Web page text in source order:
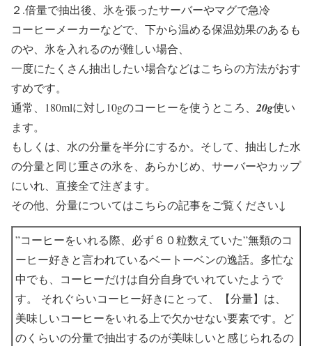
２.倍量で抽出後、氷を張ったサーバーやマグで急冷
コーヒーメーカーなどで、下から温める保温効果のあるも
のや、氷を入れるのが難しい場合、
一度にたくさん抽出したい場合などはこちらの方法がおす
すめです。
通常、180mlに対し10gのコーヒーを使うところ、20g使い
ます。
もしくは、水の分量を半分にするか。そして、抽出した水
の分量と同じ重さの氷を、あらかじめ、サーバーやカップ
にいれ、直接全て注ぎます。
その他、分量についてはこちらの記事をご覧ください↓
”コーヒーをいれる際、必ず６０粒数えていた”無類のコ
ーヒー好きと言われているベートーベンの逸話。多忙な
中でも、コーヒーだけは自分自身でいれていたようで
す。 それぐらいコーヒー好きにとって、【分量】は、
美味しいコーヒーをいれる上で欠かせない要素です。ど
のくらいの分量で抽出するのが美味しいと感じられるの